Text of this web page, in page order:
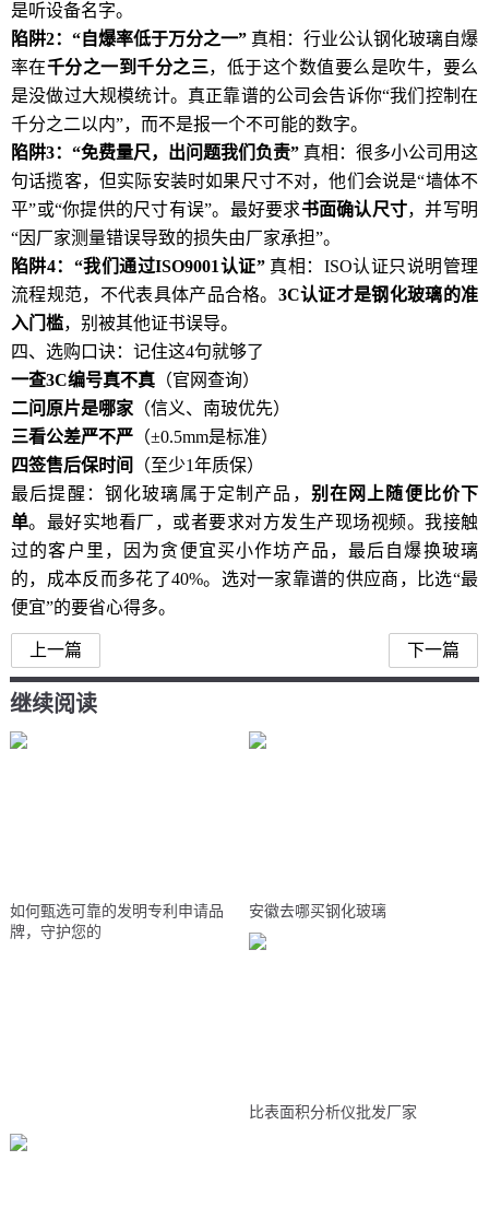
是听设备名字。
陷阱2：“自爆率低于万分之一” 真相：行业公认钢化玻璃自爆
率在千分之一到千分之三，低于这个数值要么是吹牛，要么
是没做过大规模统计。真正靠谱的公司会告诉你“我们控制在
千分之二以内”，而不是报一个不可能的数字。
陷阱3：“免费量尺，出问题我们负责” 真相：很多小公司用这
句话揽客，但实际安装时如果尺寸不对，他们会说是“墙体不
平”或“你提供的尺寸有误”。最好要求书面确认尺寸，并写明
“因厂家测量错误导致的损失由厂家承担”。
陷阱4：“我们通过ISO9001认证”真相：ISO认证只说明管理
流程规范，不代表具体产品合格。 3C认证才是钢化玻璃的准
入门槛，别被其他证书误导。
四、选购口诀：记住这4句就够了
一查3C编号真不真 （官网查询）
二问原片是哪家 （信义、南玻优先）
三看公差严不严 （±0.5mm是标准）
四签售后保时间
（至少1年质保）
最后提醒：钢化玻璃属于定制产品， 别在网上随便比价下
单。最好实地看厂，或者要求对方发生产现场视频。我接触
过的客户里，因为贪便宜买小作坊产品，最后自爆换玻璃
的，成本反而多花了40%。选对一家靠谱的供应商，比选“最
便宜”的要省心得多。
上一篇 下一篇
继续阅读
如何甄选可靠的发明专利申请品
牌，守护您的
安徽去哪买钢化玻璃
比表面积分析仪批发厂家